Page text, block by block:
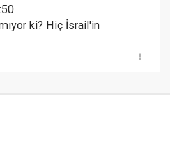
ki? Hiç İsrail'in